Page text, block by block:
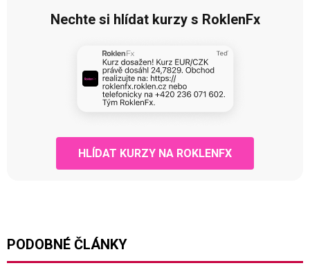
Nechte si hlídat kurzy s RoklenFx
HLÍDAT KURZY NA ROKLENFX
PODOBNÉ ČLÁNKY